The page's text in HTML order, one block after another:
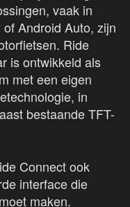
vaak in
Android Auto, zijn
Ride
is ontwikkeld als
met een eigen
in
bestaande TFT-
Connect ook
interface die
maken.